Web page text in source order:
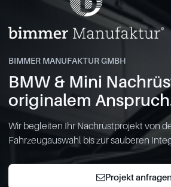
BIMMER MANUFAKTUR GMBH
BMW & Mini
originalem
Wir begleiten Ihr Nachrüstprojekt von
Fahrzeugauswahl bis zur sauberen
Projekt